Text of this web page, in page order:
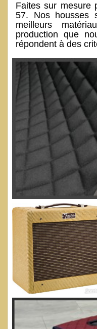
Faites sur mesure
57. Nos housses
meilleurs
production que
répondent à des